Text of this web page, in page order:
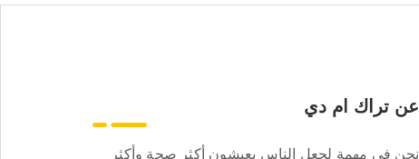
عن تراك ام دي
نحن في مهمة لجعل الناس يعيشون أكثر صحة وأكثر